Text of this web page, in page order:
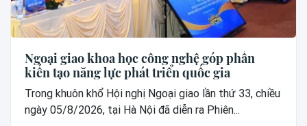
Ngoại giao khoa học công nghệ góp phần
kiến tạo năng lực phát triển quốc gia
Trong khuôn khổ Hội nghị Ngoại giao lần thứ 33, chiều
ngày 05/8/2026, tại Hà Nội đã diễn ra Phiên...